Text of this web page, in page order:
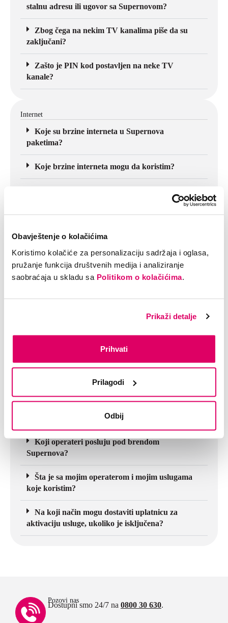
Obavještenje o kolačićima
Koristimo kolačiće za personalizaciju sadržaja i oglasa,
pružanje funkcija društvenih medija i analiziranje
saobraćaja u skladu sa Politikom o kolačićima
Prikaži detalje
Prihvati
Prilagodi
Odbij
stalnu adresu ili ugovor sa Supernovom?
Zbog čega na nekim TV kanalima piše da su
zaključani?
Zašto je PIN kod postavljen na neke TV
kanale?
Internet
Koje su brzine interneta u Supernova
paketima?
Koje brzine interneta mogu da koristim?
Fiksna telefonija
Koje pogodnosti donosi Supernova fiksna
telefonija?
Koliki je bonus u BiH Flat tarifi?
Opšta pitanja
Koji operateri posluju pod brendom
Supernova?
Šta je sa mojim operaterom i mojim uslugama
koje koristim?
Na koji način mogu dostaviti uplatnicu za
aktivaciju usluge, ukoliko je isključena?
Pozovi nas
Dostupni smo 24/7 na 0800 30 630.